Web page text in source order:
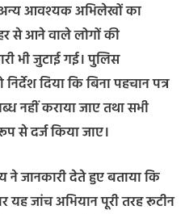
अन्य आवश्यक अभिलेखों का
से आने वाले लोगों की
भी जुटाई गई। पुलिस
दिया कि बिना पहचान पत्र
नहीं कराया जाए तथा सभी
से दर्ज किया जाए।
ने जानकारी देते हुए बताया कि
यह जांच अभियान पूरी तरह रूटीन